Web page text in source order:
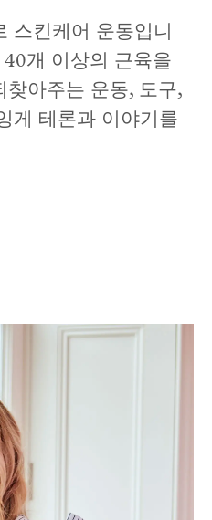
스킨케어 운동입니
개 이상의 근육을
찾아주는 운동, 도구,
게 테론과 이야기를